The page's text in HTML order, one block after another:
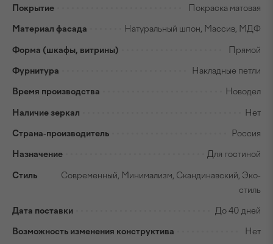
Покрытие Покраска матовая
Материал фасада Натуральный шпон, Массив, МДФ
Форма (шкафы, витрины) Прямой
Фурнитура Накладные петли
Время производства Новодел
Наличие зеркал Нет
Страна-производитель Россия
Назначение Для гостиной
Стиль
Современный, Минимализм, Скандинавский, Эко-
стиль
Дата поставки До 40 дней
Возможность изменения конструктива Нет